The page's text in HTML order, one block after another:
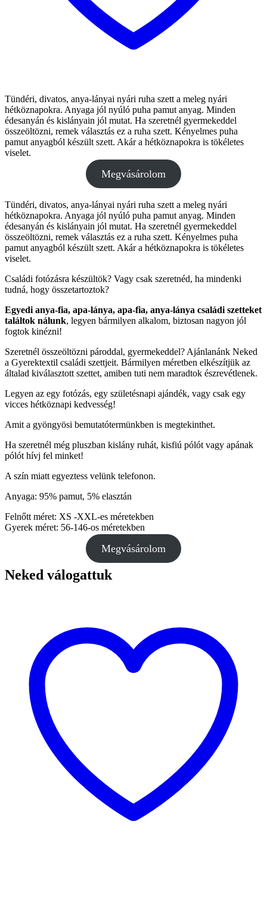
Tündéri, divatos, anya-lányai nyári ruha szett a meleg nyári
hétköznapokra. Anyaga jól nyúló puha pamut anyag. Minden
édesanyán és kislányain jól mutat. Ha szeretnél gyermekeddel
összeöltözni, remek választás ez a ruha szett. Kényelmes puha
pamut anyagból készült szett. Akár a hétköznapokra is tökéletes
viselet.
Megvásárolom
Tündéri, divatos, anya-lányai nyári ruha szett a meleg nyári
hétköznapokra. Anyaga jól nyúló puha pamut anyag. Minden
édesanyán és kislányain jól mutat. Ha szeretnél gyermekeddel
összeöltözni, remek választás ez a ruha szett. Kényelmes puha
pamut anyagból készült szett. Akár a hétköznapokra is tökéletes
viselet.
Családi fotózásra készültök? Vagy csak szeretnéd, ha mindenki
tudná, hogy összetartoztok?
Egyedi anya-fia, apa-lánya, apa-fia, anya-lánya családi szetteket
találtok nálunk, legyen bármilyen alkalom, biztosan nagyon jól
fogtok kinézni!
Szeretnél összeöltözni pároddal, gyermekeddel? Ajánlanánk Neked
a Gyerektextil családi szettjeit. Bármilyen méretben elkészítjük az
általad kiválasztott szettet, amiben tuti nem maradtok észrevétlenek.
Legyen az egy fotózás, egy születésnapi ajándék, vagy csak egy
vicces hétköznapi kedvesség!
Amit a gyöngyösi bemutatótermünkben is megtekinthet.
Ha szeretnél még pluszban kislány ruhát, kisfiú pólót vagy apának
pólót hívj fel minket!
A szín miatt egyeztess velünk telefonon.
Anyaga: 95% pamut, 5% elasztán
Felnőtt méret: XS -XXL-es méretekben
Gyerek méret: 56-146-os méretekben
Megvásárolom
Neked válogattuk